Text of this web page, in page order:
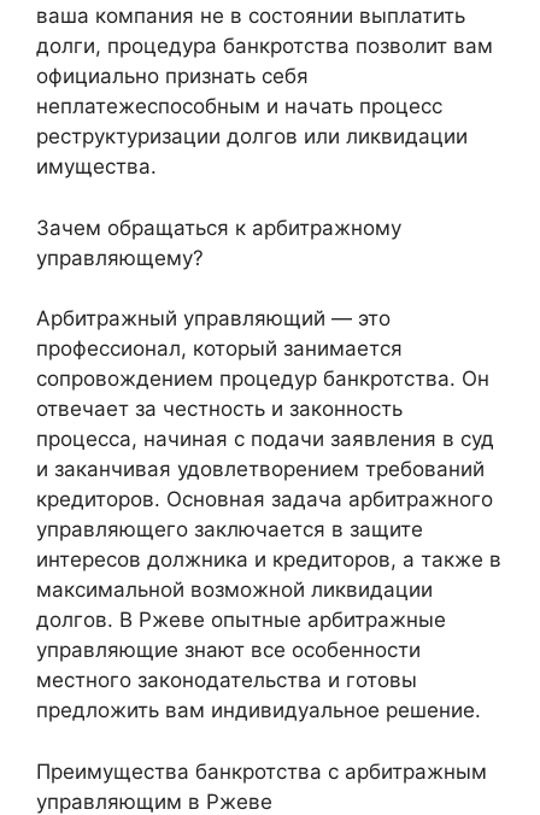
ваша компания не в состоянии выплатить
долги, процедура банкротства позволит вам
официально признать себя
неплатежеспособным и начать процесс
реструктуризации долгов или ликвидации
имущества.
Зачем обращаться к арбитражному
управляющему?
Арбитражный управляющий — это
профессионал, который занимается
сопровождением процедур банкротства. Он
отвечает за честность и законность
процесса, начиная с подачи заявления в суд
и заканчивая удовлетворением требований
кредиторов. Основная задача арбитражного
управляющего заключается в защите
интересов должника и кредиторов, а также в
максимальной возможной ликвидации
долгов. В Ржеве опытные арбитражные
управляющие знают все особенности
местного законодательства и готовы
предложить вам индивидуальное решение.
Преимущества банкротства с арбитражным
управляющим в Ржеве